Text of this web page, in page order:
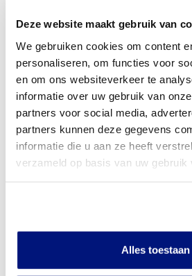
Deze website maakt gebruik van
We gebruiken cookies om content
personaliseren, om functies voor
en om ons websiteverkeer te
informatie over uw gebruik van
partners voor social media,
partners kunnen deze gegevens
informatie die u aan ze heeft
verzameld op basis van uw gebruik
Alles toestaan
prothesen in confectie- of standaard
Is de teen prothese (partiele voet
eigendom?
Wordt de teen prothese (partiele voet
geleverd onder de bruikleen of lease
Wanneer mag mijn teen prothese
prothese vervangen worden?
voet prothese) prothese toestemming
Kan ik een reserve teen prothese
prothese vergoed krijgen?